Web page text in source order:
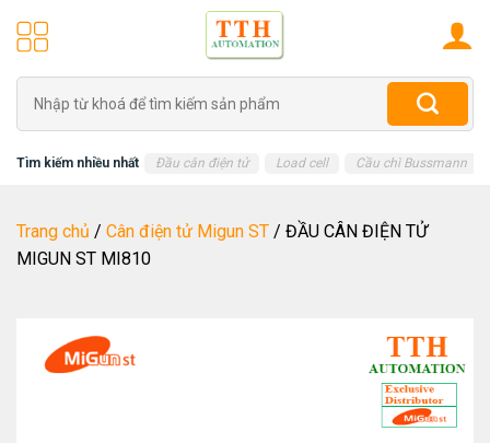
kiếm:
Tìm kiếm nhiều nhất Đầu cân điện tử Load cell Cầu chì Bussmann
Trang chủ / Cân điện tử Migun ST / ĐẦU CÂN ĐIỆN TỬ
MIGUN ST MI810